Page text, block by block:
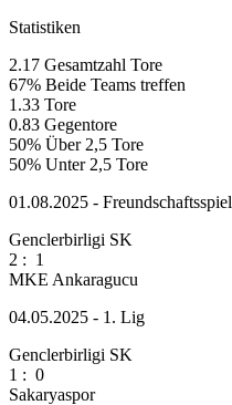
Statistiken
2.17 Gesamtzahl Tore
67% Beide Teams treffen
1.33 Tore
0.83 Gegentore
50% Über 2,5 Tore
50% Unter 2,5 Tore
01.08.2025 - Freundschaftsspiel
Genclerbirligi SK
2 : 1
MKE Ankaragucu
04.05.2025 - 1. Lig
Genclerbirligi SK
1 : 0
Sakaryaspor